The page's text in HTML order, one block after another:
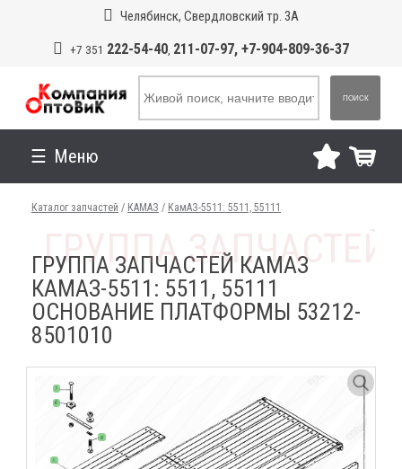
Челябинск, Свердловский тр. 3А
+7 351 222-54-40, 211-07-97, +7-904-809-36-37
ПОИСК
Меню
Каталог запчастей / КАМАЗ / КамАЗ-5511: 5511, 55111
ГРУППА ЗАПЧАСТЕЙ КАМАЗ
КАМАЗ-5511: 5511, 55111
ОСНОВАНИЕ ПЛАТФОРМЫ 53212-
8501010